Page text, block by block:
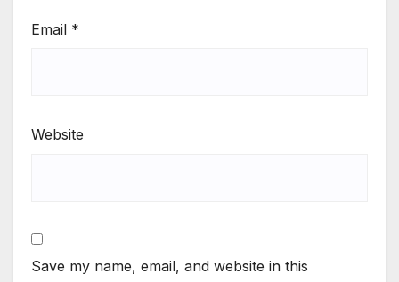
Email *
Website
Save my name, email, and website in this